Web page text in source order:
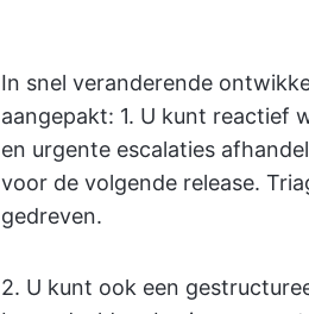
In snel veranderende
aangepakt: 1. U kunt reactief
en urgente escalaties
voor de volgende release.
gedreven.
2. U kunt ook een